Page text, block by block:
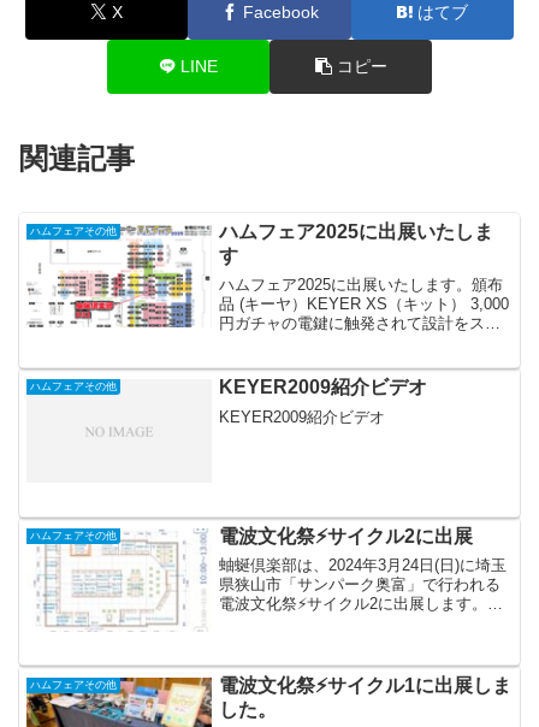
X Facebook はてブ
LINE コピー
関連記事
ハムフェアその他
ハムフェア2025に出展いたしま
す
ハムフェア2025に出展いたします。頒布
品 (キーヤ）KEYER XS（キット） 3,000
円ガチャの電鍵に触発されて設計をスタ
ーヤー (KEYER XS)は、必要...
ハムフェアその他 KEYER2009紹介ビデオ
KEYER2009紹介ビデオ
ハムフェアその他 電波文化祭⚡️サイクル2に出展
蚰蜒倶楽部は、2024年3月24日(日)に埼玉
県狭山市「サンパーク奥富」で行われる
電波文化祭⚡️サイクル2に出展します。本
中心に企画されたものであり、各出展ブ
ース共...
ハムフェアその他
電波文化祭⚡️サイクル1に出展しま
した。